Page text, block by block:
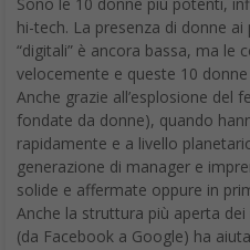
hi-tech. La presenza di donne
“digitali” è ancora bassa, ma le
velocemente e queste 10
Anche grazie all’esplosione del
fondate da donne), quando
rapidamente e a livello
generazione di manager e
solide e affermate oppure in
Anche la struttura più aperta
(da Facebook a Google) ha